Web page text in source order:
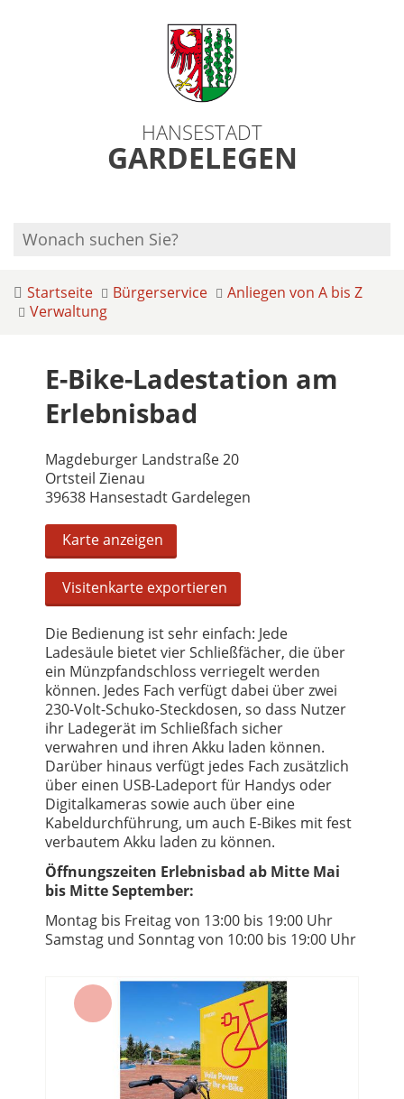
HANSESTADT
GARDELEGEN
Startseite Bürgerservice
Anliegen von A bis Z
Verwaltung
E-Bike-Ladestation am
Erlebnisbad
Magdeburger Landstraße 20
Ortsteil Zienau
39638 Hansestadt Gardelegen
Karte anzeigen
Visitenkarte exportieren
Die Bedienung ist sehr einfach: Jede
Ladesäule bietet vier Schließfächer, die über
ein Münzpfandschloss verriegelt werden
können. Jedes Fach verfügt dabei über zwei
230-Volt-Schuko-Steckdosen, so dass Nutzer
ihr Ladegerät im Schließfach sicher
verwahren und ihren Akku laden können.
Darüber hinaus verfügt jedes Fach zusätzlich
über einen USB-Ladeport für Handys oder
Digitalkameras sowie auch über eine
Kabeldurchführung, um auch E-Bikes mit fest
verbautem Akku laden zu können.
Öffnungszeiten Erlebnisbad ab Mitte Mai
bis Mitte September:
Montag bis Freitag von 13:00 bis 19:00 Uhr
Samstag und Sonntag von 10:00 bis 19:00 Uhr